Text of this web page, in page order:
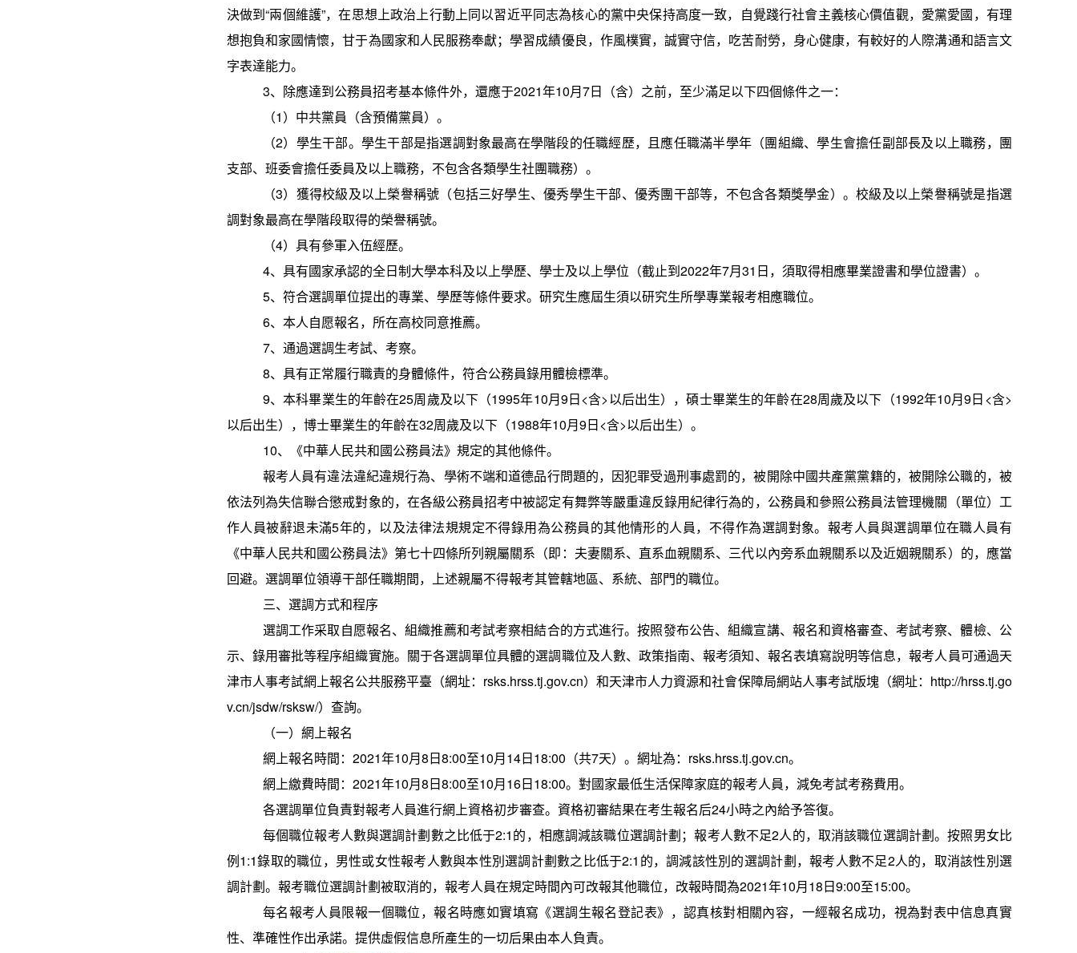
決做到“兩個維護”，在思想上政治上行動上同以習近平同志為核心的黨中央保持高度一致，自覺踐行社會主義核心價值觀，愛黨愛國，有理
想抱負和家國情懷，甘于為國家和人民服務奉獻；學習成績優良，作風樸實，誠實守信，吃苦耐勞，身心健康，有較好的人際溝通和語言文
字表達能力。
3、除應達到公務員招考基本條件外，還應于2021年10月7日（含）之前，至少滿足以下四個條件之一：
（1）中共黨員（含預備黨員）。
（2）學生干部。學生干部是指選調對象最高在學階段的任職經歷，且應任職滿半學年（團組織、學生會擔任副部長及以上職務，團
支部、班委會擔任委員及以上職務，不包含各類學生社團職務）。
（3）獲得校級及以上榮譽稱號（包括三好學生、優秀學生干部、優秀團干部等，不包含各類獎學金）。校級及以上榮譽稱號是指選
調對象最高在學階段取得的榮譽稱號。
（4）具有參軍入伍經歷。
4、具有國家承認的全日制大學本科及以上學歷、學士及以上學位（截止到2022年7月31 日，須取得相應畢業證書和學位證書）。
5、符合選調單位提出的專業、學歷等條件要求。研究生應屆生須以研究生所學專業報考相應職位。
6、本人自愿報名，所在高校同意推薦。
7、通過選調生考試、考察。
8、具有正常履行職責的身體條件，符合公務員錄用體檢標準。
9、本科畢業生的年齡在25周歲及以下（1995年10月9日<含>以后出生），碩士畢業生的年齡在28周歲及以下（1992年10月9日<含>
以后出生），博士畢業生的年齡在32周歲及以下（1988年10月9日<含>以后出生）。
10、《中華人民共和國公務員法》規定的其他條件。
報考人員有違法違紀違規行為、學術不端和道德品行問題的，因犯罪受過刑事處罰的，被開除中國共產黨黨籍的，被開除公職的，被
依法列為失信聯合懲戒對象的，在各級公務員招考中被認定有舞弊等嚴重違反錄用紀律行為的，公務員和參照公務員法管理機關（單位）工
作人員被辭退未滿5年的，以及法律法規規定不得錄用為公務員的其他情形的人員，不得作為選調對象。報考人員與選調單位在職人員有
《中華人民共和國公務員法》第七十四條所列親屬關系（即：夫妻關系、直系血親關系、三代以內旁系血親關系以及近姻親關系）的，應當
回避。選調單位領導干部任職期間，上述親屬不得報考其管轄地區、系統、部門的職位。
三、選調方式和程序
選調工作采取自愿報名、組織推薦和考試考察相結合的方式進行。按照發布公告、組織宣講、報名和資格審查、考試考察、體檢、公
示、錄用審批等程序組織實施。關于各選調單位具體的選調職位及人數、政策指南、報考須知、報名表填寫說明等信息，報考人員可通過天
津市人事考試網上報名公共服務平臺（網址： rsks.hrss.tj.gov.cn）和天津市人力資源和社會保障局網站人事考試版塊（網址： http://hrss.tj.go
v.cn/jsdw/rsksw/）查詢。
（一）網上報名
網上報名時間： 2021年10月8日8:00至10月14日18:00 （共7天）。網址為： rsks.hrss.tj.gov.cn。
網上繳費時間： 2021年10月8日8:00至10月16日18:00。對國家最低生活保障家庭的報考人員，減免考試考務費用。
各選調單位負責對報考人員進行網上資格初步審查。資格初審結果在考生報名后24小時之內給予答復。
每個職位報考人數與選調計劃數之比低于2:1的，相應調減該職位選調計劃；報考人數不足2人的，取消該職位選調計劃。按照男女比
例1:1錄取的職位，男性或女性報考人數與本性別選調計劃數之比低于2:1 的，調減該性別的選調計劃，報考人數不足2人的，取消該性別選
調計劃。報考職位選調計劃被取消的，報考人員在規定時間內可改報其他職位，改報時間為2021年10月18日9:00至15:00。
每名報考人員限報一個職位，報名時應如實填寫《選調生報名登記表》，認真核對相關內容，一經報名成功，視為對表中信息真實
性、準確性作出承諾。提供虛假信息所產生的一切后果由本人負責。